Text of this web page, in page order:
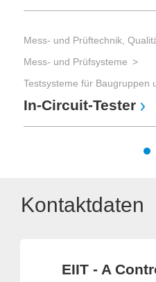
Mess- und Prüftechnik,
Mess- und Prüfsysteme
Testsysteme für Baugruppen
In-Circuit-Tester
Kontaktdaten
EIIT - A